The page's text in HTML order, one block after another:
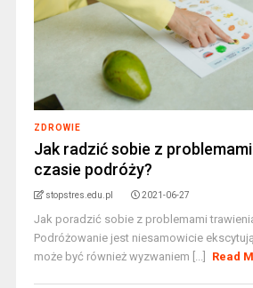
ZDROWIE
Jak radzić sobie z
czasie podróży?
stopstres.edu.pl 2021-06-27
Jak poradzić sobie z problemami
Podróżowanie jest niesamowicie
może być również wyzwaniem [...]
Read